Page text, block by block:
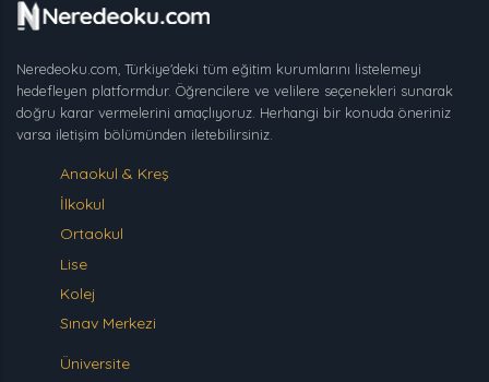
Neredeoku.com, Türkiye'deki tüm eğitim kurumlarını listelemeyi
hedefleyen platformdur. Öğrencilere ve velilere seçenekleri sunarak
doğru karar vermelerini amaçlıyoruz. Herhangi bir konuda öneriniz
varsa iletişim bölümünden iletebilirsiniz.
Anaokul & Kreş
İlkokul
Ortaokul
Lise
Kolej
Sınav Merkezi
Üniversite